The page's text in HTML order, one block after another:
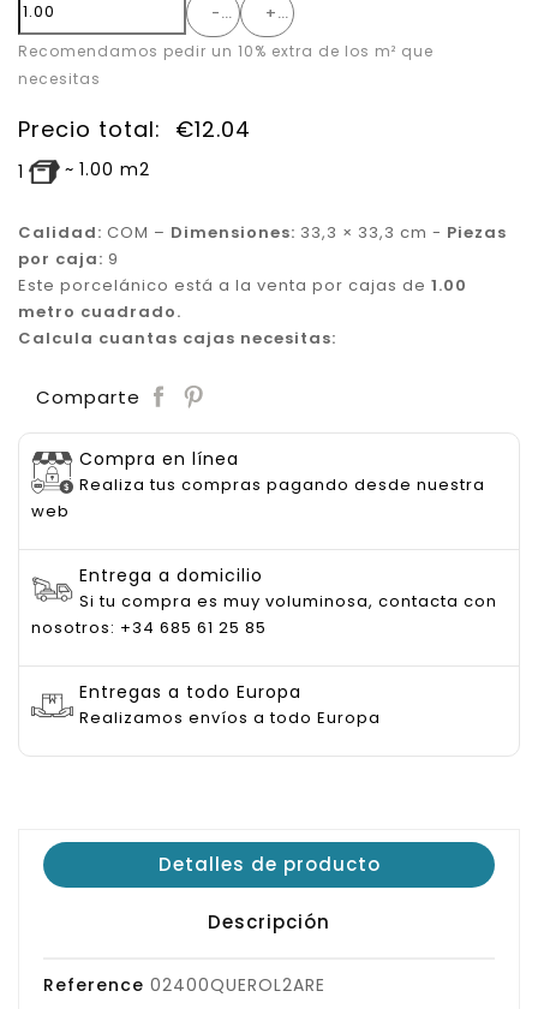
-
+
Recomendamos pedir un 10% extra de los m² que
necesitas
Precio total: €12.04
1 ~ 1.00 m2
Calidad: COM – Dimensiones: 33,3 × 33,3 cm - Piezas
por caja: 9
Este porcelánico está a la venta por cajas de 1.00
metro cuadrado.
Calcula cuantas cajas necesitas:
Comparte
Compra en línea
Realiza tus compras pagando desde nuestra
web
Entrega a domicilio
Si tu compra es muy voluminosa, contacta con
nosotros: +34 685 61 25 85
Entregas a todo Europa
Realizamos envíos a todo Europa
Detalles de producto
Descripción
Reference 02400QUEROL2ARE